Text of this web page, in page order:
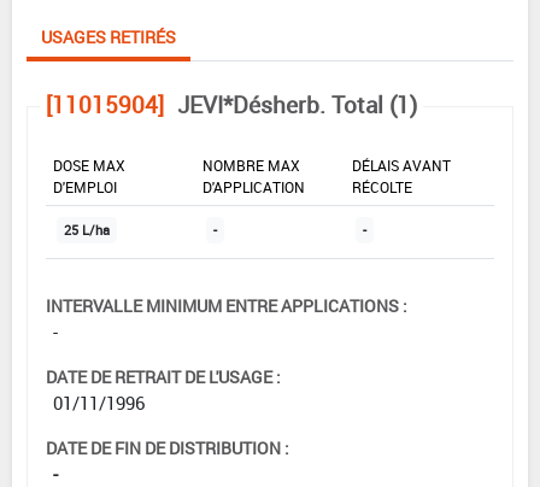
USAGES RETIRÉS
[11015904] JEVI*Désherb. Total (1)
DOSE MAX
D'EMPLOI
NOMBRE MAX
D'APPLICATION
DÉLAIS AVANT
RÉCOLTE
25 L/ha - -
INTERVALLE MINIMUM ENTRE APPLICATIONS :
-
DATE DE RETRAIT DE L'USAGE :
01/11/1996
DATE DE FIN DE DISTRIBUTION :
-